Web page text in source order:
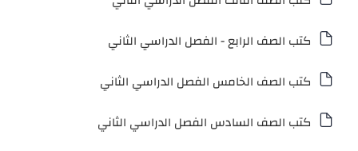
كتب الصف الرابع - الفصل الدراسي الثاني
كتب الصف الخامس الفصل الدراسي الثاني
كتب الصف السادس الفصل الدراسي الثاني